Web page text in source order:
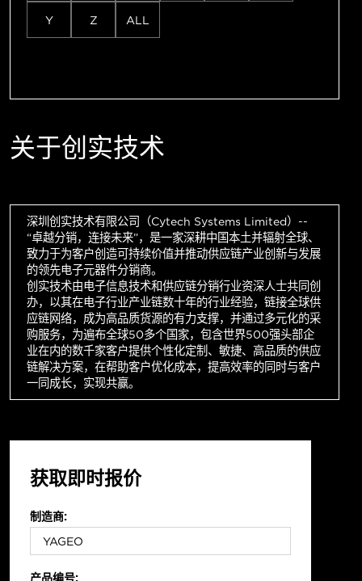
Y Z ALL
关于创实技术
深圳创实技术有限公司（Cytech Systems Limited）--
“卓越分销，连接未来”，是一家深耕中国本土并辐射全球、
致力于为客户创造可持续价值并推动供应链产业创新与发展
的领先电子元器件分销商。
创实技术由电子信息技术和供应链分销行业资深人士共同创
办，以其在电子行业产业链数十年的行业经验，链接全球供
应链网络，成为高品质货源的有力支撑，并通过多元化的采
购服务，为遍布全球50多个国家，包含世界500强头部企
业在内的数千家客户提供个性化定制、敏捷、高品质的供应
链解决方案，在帮助客户优化成本，提高效率的同时与客户
一同成长，实现共赢。
获取即时报价
制造商:
产品编号: